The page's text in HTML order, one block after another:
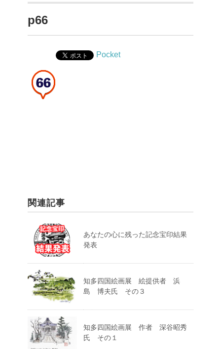
p66
Pocket
関連記事
あなたの心に残った記念宝印結果
発表
知多四国絵画展 絵提供者 浜
島 博夫氏 その３
知多四国絵画展 作者 深谷昭秀
氏 その１